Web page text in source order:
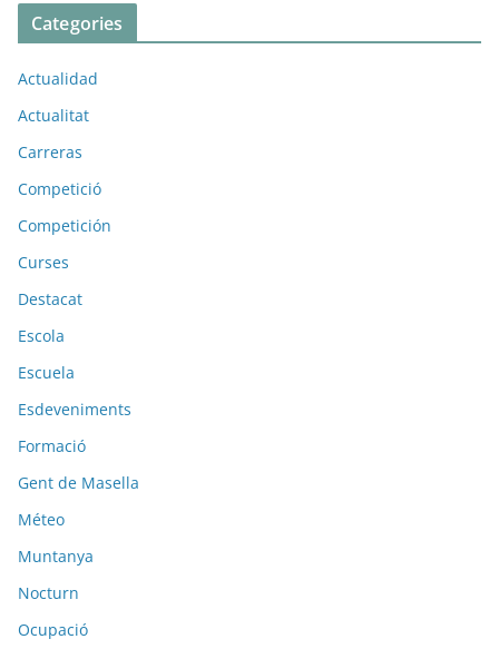
Categories
Actualidad
Actualitat
Carreras
Competició
Competición
Curses
Destacat
Escola
Escuela
Esdeveniments
Formació
Gent de Masella
Méteo
Muntanya
Nocturn
Ocupació